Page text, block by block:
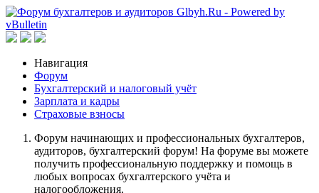
Навигация
Форум
Бухгалтерский и налоговый учёт
Зарплата и кадры
Страховые взносы
Форум начинающих и профессиональных бухгалтеров,
аудиторов, бухгалтерский форум! На форуме вы можете
получить профессиональную поддержку и помощь в
любых вопросах бухгалтерского учёта и
налогообложения.